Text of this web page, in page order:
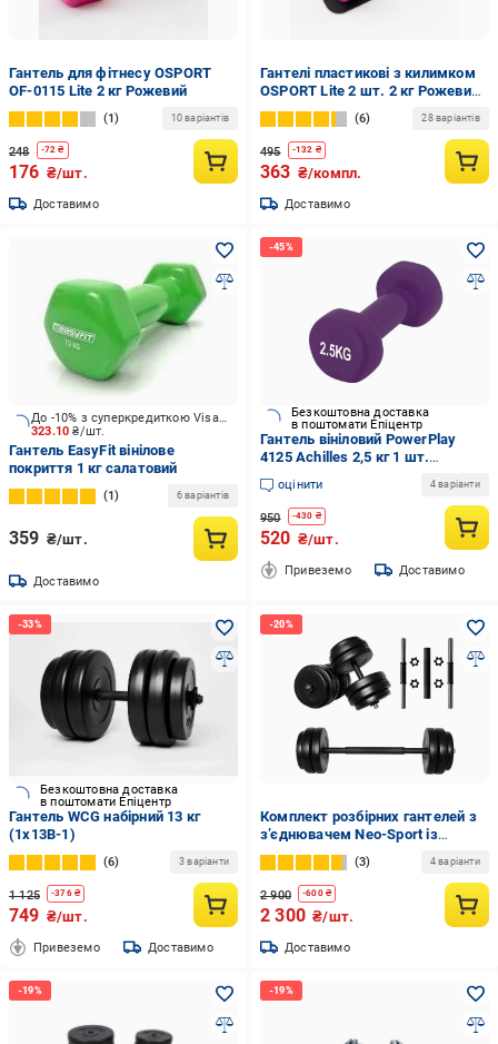
Гантель для фітнесу OSPORT
OF-0115 Lite 2 кг Рожевий
1 10 варіантів
248 -72 ₴
176 ₴/шт.
Доставимо
Гантелі пластикові з килимком
OSPORT Lite 2 шт. 2 кг Рожевий
(OF-0215)
6 28 варіантів
495 -132 ₴
363 ₴/компл.
Доставимо
323.10₴/шт.
До -10% з суперкредиткою Visa Вигода
Гантель EasyFit вінілове
покриття 1 кг салатовий
1 6 варіантів
359 ₴/шт.
Доставимо
Безкоштовна доставка
в поштомати Епіцентр
Гантель вініловий PowerPlay
4125 Achilles 2,5 кг 1 шт.
Фіолетовий (PP_4125_2.5kg)
оцінити 4 варіанти
950 -430 ₴
520 ₴/шт.
Привеземо Доставимо
Безкоштовна доставка
в поштомати Епіцентр
Гантель WCG набірний 13 кг
(1x13B-1)
6 3 варіанти
1 125 -376₴
749 ₴/шт.
Привеземо Доставимо
Комплект розбірних гантелей з
з’єднювачем Neo-Sport із
змінними дисками 2 шт. по 26 кг
(NSZ52)
3 4 варіанти
2 900 -600₴
2 300 ₴/шт.
Доставимо